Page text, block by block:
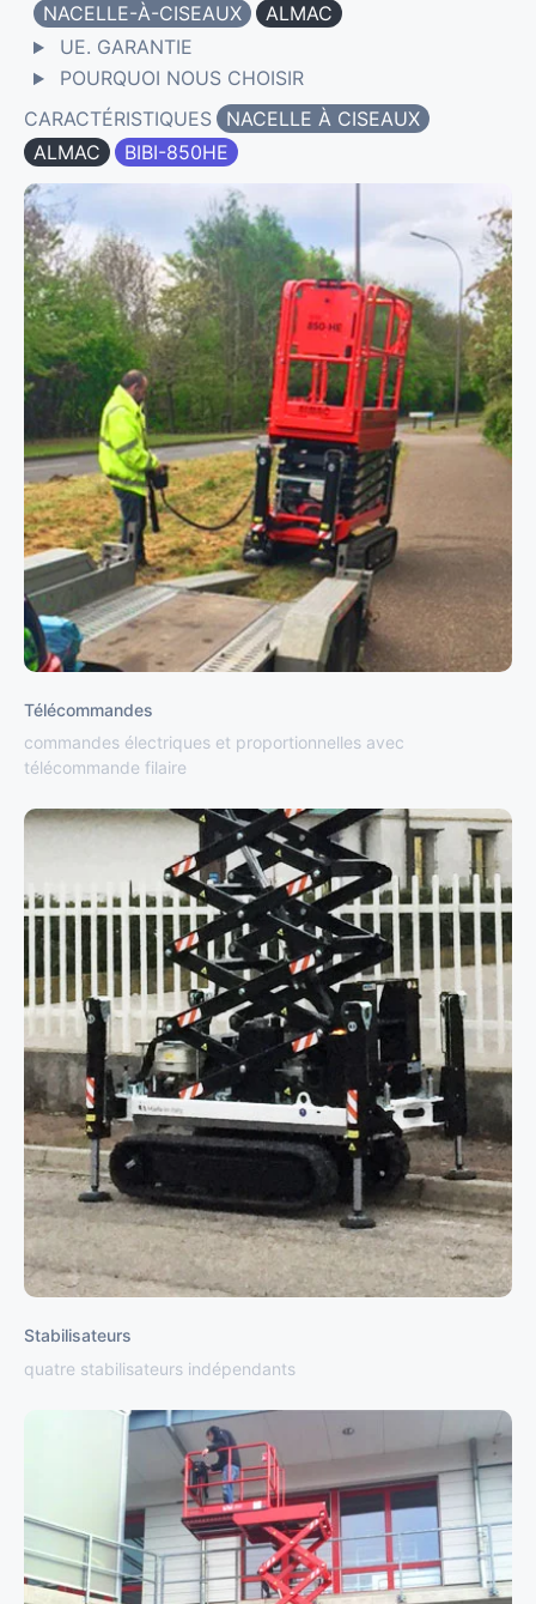
NACELLE-À-CISEAUX
ALMAC
UE. GARANTIE
POURQUOI NOUS CHOISIR
CARACTÉRISTIQUES
NACELLE À CISEAUX
ALMAC
BIBI-850HE
Télécommandes
commandes électriques et proportionnelles avec
télécommande filaire
Stabilisateurs
quatre stabilisateurs indépendants